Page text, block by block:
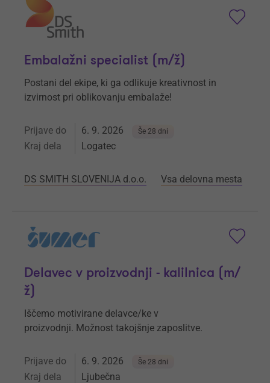
Embalažni specialist (m/ž)
Postani del ekipe, ki ga odlikuje kreativnost in
izvirnost pri oblikovanju embalaže!
Prijave do 6. 9. 2026 Še 28 dni
Kraj dela Logatec
DS SMITH SLOVENIJA d.o.o. Vsa delovna mesta
Delavec v proizvodnji - kalilnica (m/
ž)
Iščemo motivirane delavce/ke v
proizvodnji. Možnost takojšnje zaposlitve.
Prijave do 6. 9. 2026 Še 28 dni
Kraj dela Ljubečna